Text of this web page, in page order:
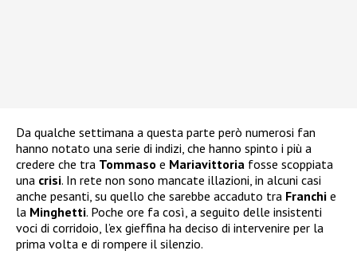
Da qualche settimana a questa parte però numerosi fan
hanno notato una serie di indizi, che hanno spinto i più a
credere che tra Tommaso e Mariavittoria fosse scoppiata
una crisi. In rete non sono mancate illazioni, in alcuni casi
anche pesanti, su quello che sarebbe accaduto tra Franchi e
la Minghetti. Poche ore fa così, a seguito delle insistenti
voci di corridoio, l’ex gieffina ha deciso di intervenire per la
prima volta e di rompere il silenzio.